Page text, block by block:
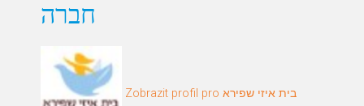
חברה
Zobrazit profil pro בית איזי שפירא